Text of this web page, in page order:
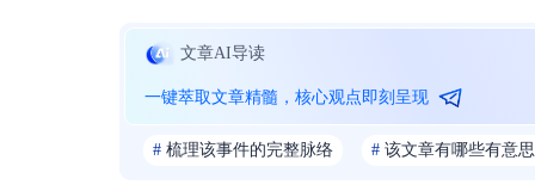
文章AI导读
一键萃取文章精髓，核心观点即刻呈现
# 梳理该事件的完整脉络 # 该文章有哪些有意